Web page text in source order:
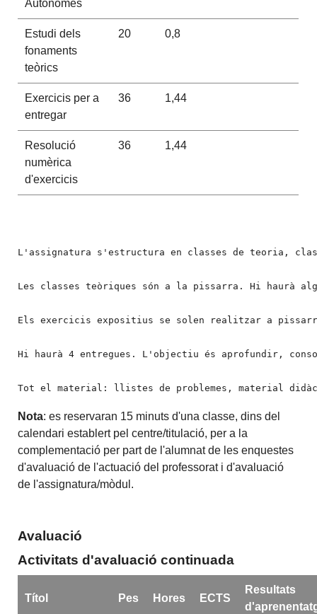
Autònomes
Estudi dels
fonaments
teòrics
20 0,8
Exercicis per a
entregar
36 1,44
Resolució
numèrica
d'exercicis
36 1,44
L'assignatura s'estructura en classes de teoria,
Les classes teòriques són a la pissarra. Hi haurà
Els exercicis expositius se solen realitzar a
Hi haurà 4 entregues. L'objectiu és aprofundir,
Tot el material: llistes de problemes, material
Nota: es reservaran 15 minuts d'una classe, dins del
calendari establert pel centre/titulació, per a la
complementació per part de l'alumnat de les enquestes
d'avaluació de l'actuació del professorat i d'avaluació
de l'assignatura/mòdul.
Avaluació
Activitats d'avaluació continuada
Títol Pes Hores ECTS
Resultats